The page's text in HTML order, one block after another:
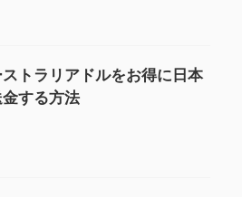
ストラリアドルをお得に日本
する方法